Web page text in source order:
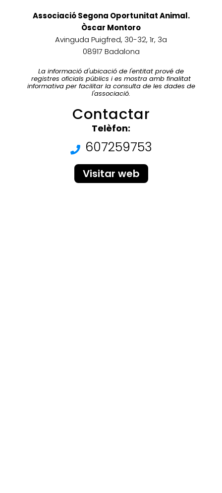
Associació Segona Oportunitat Animal.
Òscar Montoro
Avinguda Puigfred, 30-32, 1r, 3a
08917 Badalona
La informació d'ubicació de l'entitat prové de
registres oficials públics i es mostra amb finalitat
informativa per facilitar la consulta de les dades de
l'associació.
Contactar
Telèfon:
607259753
Visitar web